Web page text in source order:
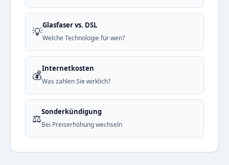
💡Glasfaser vs. DSL
Welche Technologie für wen?
💰Internetkosten
Was zahlen Sie wirklich?
⚖️Sonderkündigung
Bei Preiserhöhung wechseln